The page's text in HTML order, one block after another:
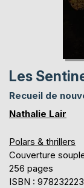
Les
Recueil de
Nathalie Lair
Polars & thrillers
Couverture
256 pages
ISBN :